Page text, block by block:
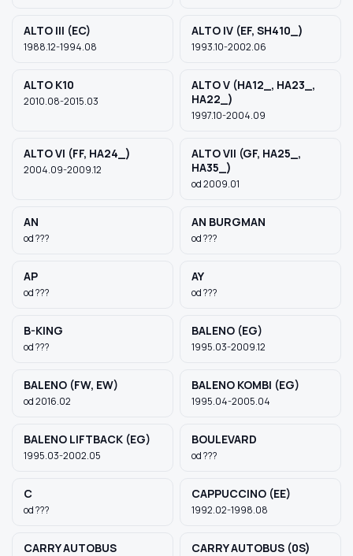
ALTO III (EC)
1988.12-1994.08
ALTO IV (EF, SH410_)
1993.10-2002.06
ALTO K10
2010.08-2015.03
ALTO V (HA12_, HA23_,
HA22_)
1997.10-2004.09
ALTO VI (FF, HA24_)
2004.09-2009.12
ALTO VII (GF, HA25_,
HA35_)
od 2009.01
AN
od ???
AN BURGMAN
od ???
AP
od ???
AY
od ???
B-KING
od ???
BALENO (EG)
1995.03-2009.12
BALENO (FW, EW)
od 2016.02
BALENO KOMBI (EG)
1995.04-2005.04
BALENO LIFTBACK (EG)
1995.03-2002.05
BOULEVARD
od ???
C
od ???
CAPPUCCINO (EE)
1992.02-1998.08
CARRY AUTOBUS CARRY AUTOBUS (0S)